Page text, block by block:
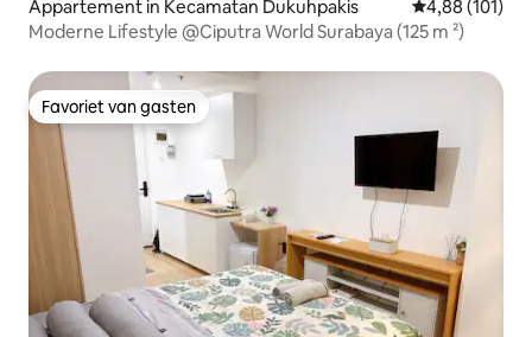
Appartement in Kecamatan Dukuhpakis Gemiddelde
4,88 (101)
Moderne Lifestyle @Ciputra World Surabaya (125 m ²)
Favoriet van gasten
Favoriet van gasten